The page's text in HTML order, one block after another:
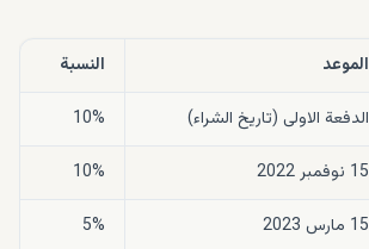
الموعد النسبة
الدفعة الاولى (تاريخ الشراء) 10%
15 نوفمبر 2022 10%
15 مارس 2023 5%